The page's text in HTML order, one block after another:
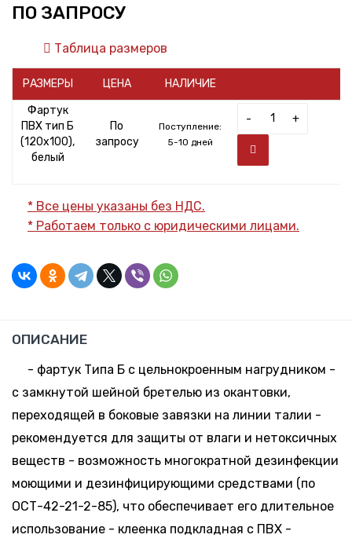
ПО ЗАПРОСУ
Таблица размеров
РАЗМЕРЫ ЦЕНА
НАЛИЧИЕ
Фартук
ПВХ тип Б
(120х100),
белый
По
запросу
Поступление:
5-10 дней
- +
* Все цены указаны без НДС.
* Работаем только с юридическими лицами.
ОПИСАНИЕ
- фартук Типа Б с цельнокроенным нагрудником -
с замкнутой шейной бретелью из окантовки,
переходящей в боковые завязки на линии талии -
рекомендуется для защиты от влаги и нетоксичных
веществ - возможность многократной дезинфекции
моющими и дезинфицирующими средствами (по
ОСТ-42-21-2-85), что обеспечивает его длительное
использование - клеенка подкладная с ПВХ -